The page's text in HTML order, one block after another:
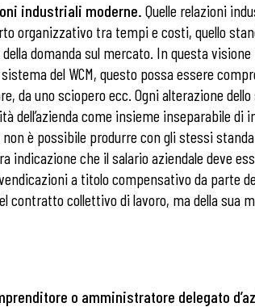
industriali moderne. Quelle relazioni
organizzativo tra tempi e costi, quello
domanda sul mercato. In questa
del WCM, questo possa essere
da uno sciopero ecc. Ogni alterazione
come insieme inseparabile di
è possibile produrre con gli stessi
indicazione che il salario aziendale deve
a titolo compensativo da parte
contratto collettivo di lavoro, ma della sua
o amministratore delegato